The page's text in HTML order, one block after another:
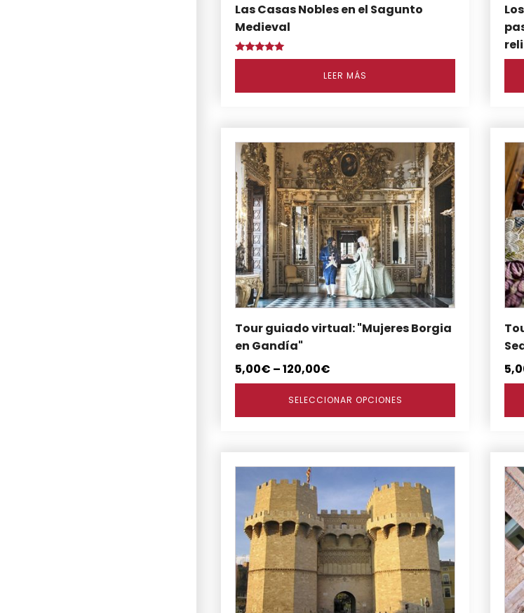
Las Casas Nobles en el Sagunto
Medieval
Puntuado
LEER MÁS
Tour guiado virtual: "Mujeres Borgia
en Gandía"
5,00€ –120,00€
SELECCIONAR OPCIONES
Este
producto
tiene
múltiples
variantes.
Las
opciones
se
pueden
elegir
en
la
página
de
Las
se
en
la
de